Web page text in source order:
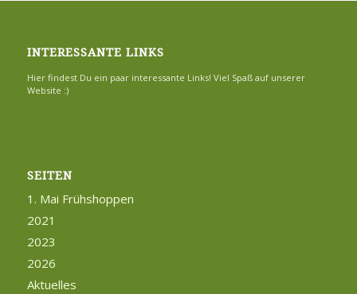
INTERESSANTE LINKS
Hier findest Du ein paar interessante Links! Viel Spaß auf unserer
Website :)
SEITEN
1. Mai Frühshoppen
2021
2023
2026
Aktuelles